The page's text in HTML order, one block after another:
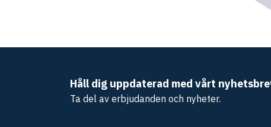
Håll dig uppdaterad med vårt
Ta del av erbjudanden och nyheter.